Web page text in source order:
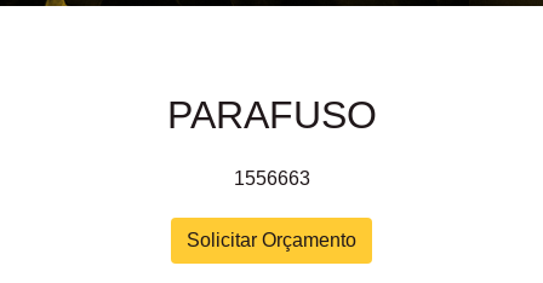
PARAFUSO
1556663
Solicitar Orçamento